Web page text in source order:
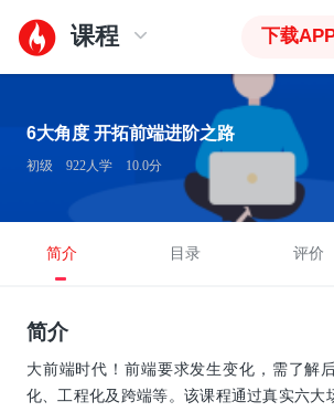
课程 下载
6大角度 开拓前端进阶之路
初级 922人学 10.0分
简介 目录 评价
简介
大前端时代！前端要求发生变化，需了解
化、工程化及跨端等。该课程通过真实六大